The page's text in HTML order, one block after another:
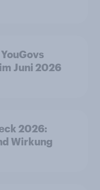
Juni 2026
2026:
Wirkung